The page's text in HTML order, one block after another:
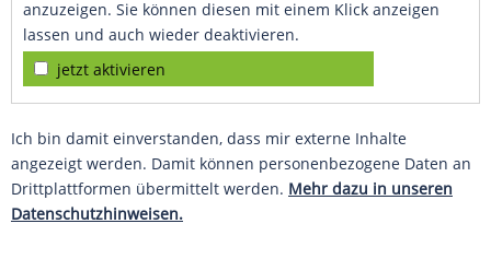
anzuzeigen. Sie können diesen mit einem Klick anzeigen
lassen und auch wieder deaktivieren.
jetzt aktivieren
Ich bin damit einverstanden, dass mir externe Inhalte
angezeigt werden. Damit können personenbezogene Daten an
Drittplattformen übermittelt werden. Mehr dazu in unseren
Datenschutzhinweisen.